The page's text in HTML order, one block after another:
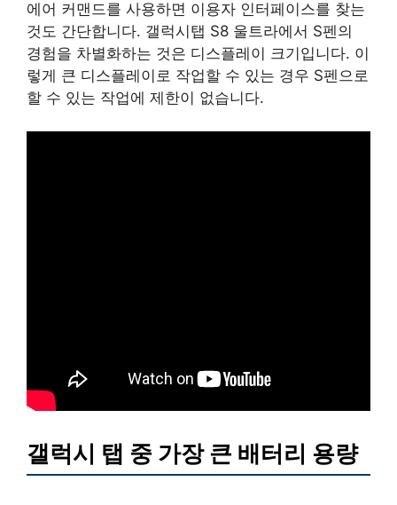
에어 커맨드를 사용하면 이용자 인터페이스를 찾는
것도 간단합니다. 갤럭시탭 S8 울트라에서 S펜의
경험을 차별화하는 것은 디스플레이 크기입니다. 이
렇게 큰 디스플레이로 작업할 수 있는 경우 S펜으로
할 수 있는 작업에 제한이 없습니다.
갤럭시 탭 중 가장 큰 배터리 용량